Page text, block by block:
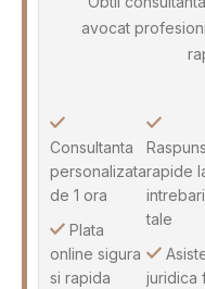
avocat
Consultanta
personalizata
de 1 ora
Plata
online sigura
si rapida
rapide
tale
juridica